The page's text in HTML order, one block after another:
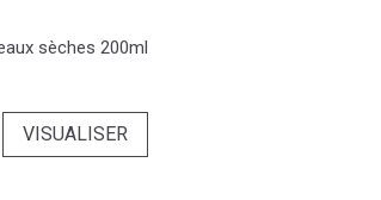
sèches 200ml
VISUALISER